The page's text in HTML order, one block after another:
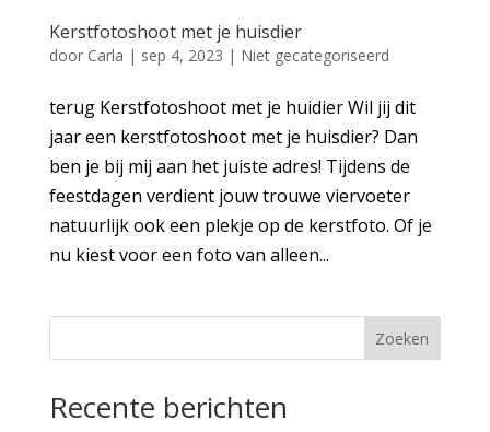
Kerstfotoshoot met je huisdier
door Carla | sep 4, 2023 | Niet gecategoriseerd
terug Kerstfotoshoot met je huidier Wil jij dit
jaar een kerstfotoshoot met je huisdier? Dan
ben je bij mij aan het juiste adres! Tijdens de
feestdagen verdient jouw trouwe viervoeter
natuurlijk ook een plekje op de kerstfoto. Of je
nu kiest voor een foto van alleen...
Zoeken
Recente berichten